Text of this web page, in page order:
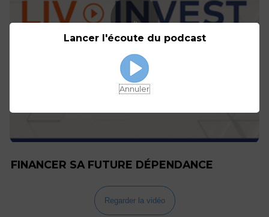
FINANCER SA FUTURE DÉPENDANCE
Regarder la vidéo
Lancer l'écoute du podcast
Annuler